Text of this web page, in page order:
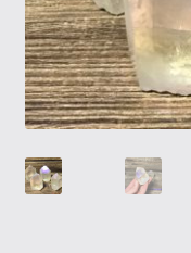
Tietosuojaseloste
Tuotteet